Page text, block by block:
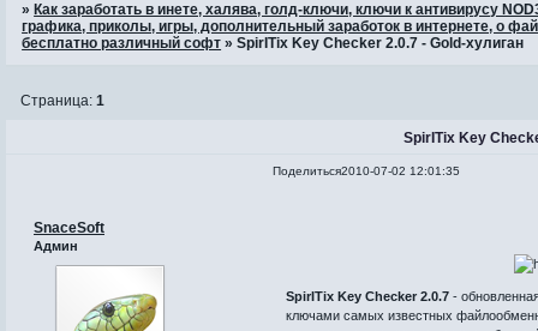
» Как заработать в инете, халява, голд-ключи, ключи к антивирусу
графика, приколы, игры, дополнительный заработок в интернете, о
бесплатно различный софт »SpirITix Key Checker 2.0.7 - Gold-хулиган
SpirITix Key
Страница:1
Поделиться2010-07-02 12:01:35
SnaceSoft
Админ
SpirITix Key Checker 2.0.7 -
ключами самых известных